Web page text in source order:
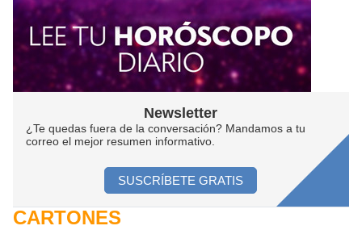
Newsletter
¿Te quedas fuera de la conversación? Mandamos a tu
correo el mejor resumen informativo.
SUSCRÍBETE GRATIS
CARTONES